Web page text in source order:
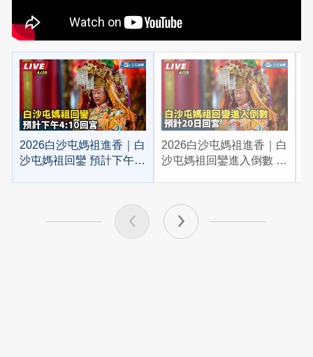
2026白沙屯媽祖進香｜白
沙屯媽祖回鑾 預計下午
2026白沙屯媽祖進香｜白
沙屯媽祖回鑾進入倒數 預